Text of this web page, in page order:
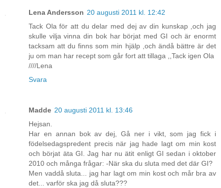
Lena Andersson 20 augusti 2011 kl. 12:42
Tack Ola för att du delar med dej av din kunskap ,och jag
skulle vilja vinna din bok har börjat med GI och är enormt
tacksam att du finns som min hjälp ,och ändå bättre är det
ju om man har recept som går fort att tillaga ,,Tack igen Ola
////Lena
Svara
Madde 20 augusti 2011 kl. 13:46
Hejsan.
Har en annan bok av dej, Gå ner i vikt, som jag fick i
födelsedagspredent precis när jag hade lagt om min kost
och börjat äta GI. Jag har nu ätit enligt GI sedan i oktober
2010 och många frågar: -När ska du sluta med det där GI?
Men vaddå sluta... jag har lagt om min kost och mår bra av
det... varför ska jag då sluta???